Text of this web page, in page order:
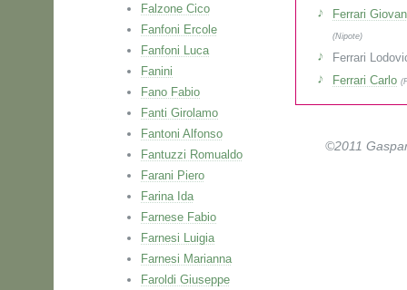
Falzone Cico
Fanfoni Ercole
Fanfoni Luca
Fanini
Fano Fabio
Fanti Girolamo
Fantoni Alfonso
Fantuzzi Romualdo
Farani Piero
Farina Ida
Farnese Fabio
Farnesi Luigia
Farnesi Marianna
Faroldi Giuseppe
Ferrari
(Nipote)
Ferrari
Ferrari Carlo
©2011